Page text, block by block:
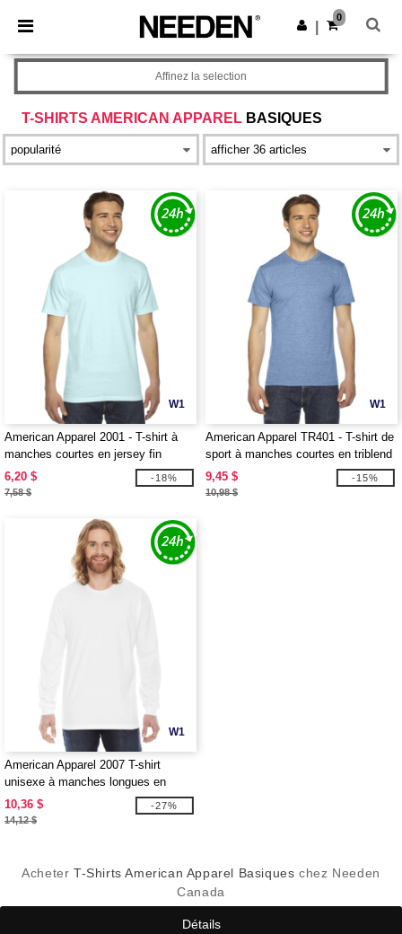
× Appli Needen
Meilleurs prix sur l’app !
Obtenir l'appli
0
T-SHIRTS AMERICAN APPAREL BASIQUES
Affinez la selection
W1
American Apparel 2001 - T-shirt à
manches courtes en jersey fin
6,20 $
7,58 $
-18%
W1
American Apparel TR401 - T-shirt de
sport à manches courtes en triblend
9,45 $
10,98 $
-15%
W1
American Apparel 2007 T-shirt
unisexe à manches longues en
jersey fin
10,36 $
14,12 $
-27%
AcheterT-Shirts American Apparel Basiques chez Needen
Canada
Détails